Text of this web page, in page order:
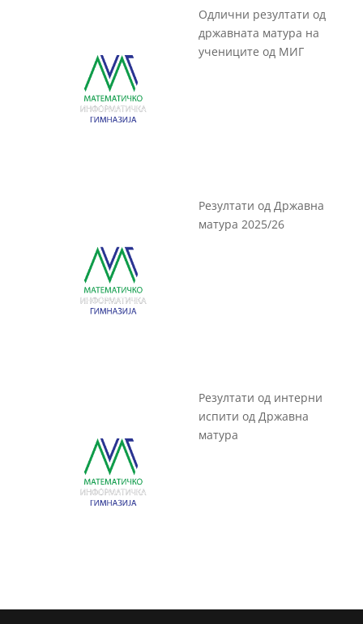
Одлични резултати од
државната матура на
учениците од МИГ
Резултати од Државна
матура 2025/26
Резултати од интерни
испити од Државна
матура